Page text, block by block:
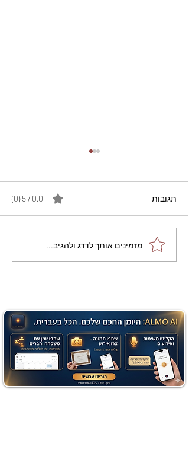
מתכון מנצח עוגת מייפל
שוקולד בחושה וקלה - זיוה
תגובות 0.0 / 5 ‏(0)
מזמינים אותך לדרג ולהגיב...